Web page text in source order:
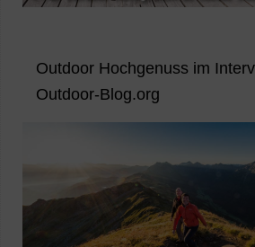
Outdoor Hochgenuss im
Outdoor-Blog.org